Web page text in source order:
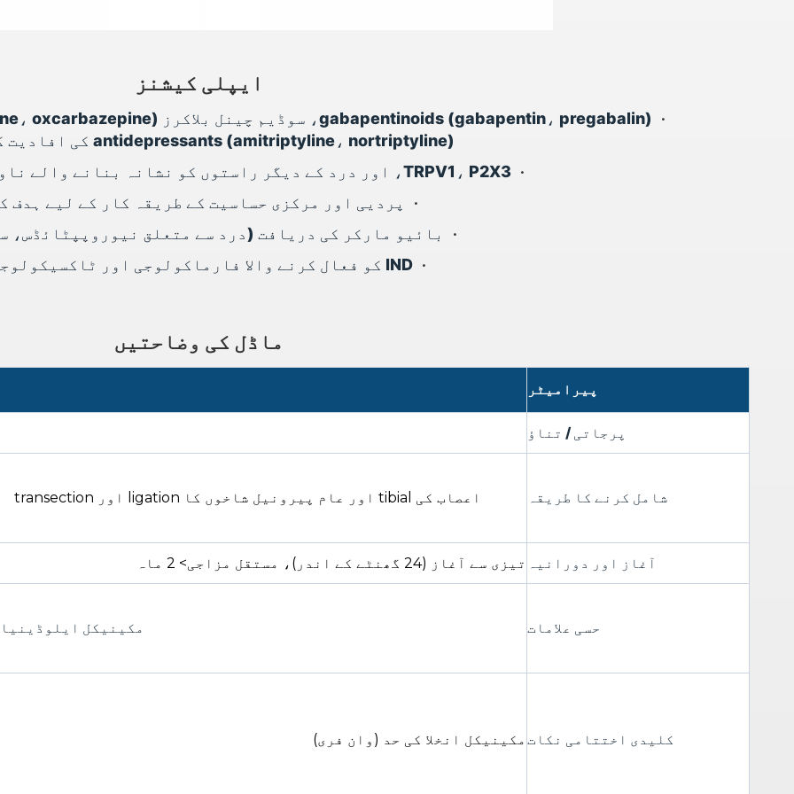
ایپلی کیشنز
•
antidepressants (amitriptyline، nortriptyline) کی افادیت کی جانچ
•TRPV1، P2X3، اور درد کے دیگر راستوں کو نشانہ بنانے والے ناول ینالجیسک کی تشخیص
• پردیی اور مرکزی حساسیت کے طریقہ کار کے لیے ہدف
• بائیو مارکر کی دریافت (درد سے متعلق نیوروپپٹائڈس،
• IND کو فعال کرنے والا فارماکولوجی اور ٹاکسیکولوجی اسٹڈیز
ماڈل کی وضاحتیں
پیرامیٹر
پرجاتی / تناؤ
شامل کرنے کا طریقہ
آغاز اور دورانیہ تیزی سے آغاز (24 گھنٹے کے اندر)، مستقل مزاجی> 2 ماہ
حسی علامات مکینیکل
کلیدی اختتامی نکات مکینیکل انخلا کی حد (وان فری)